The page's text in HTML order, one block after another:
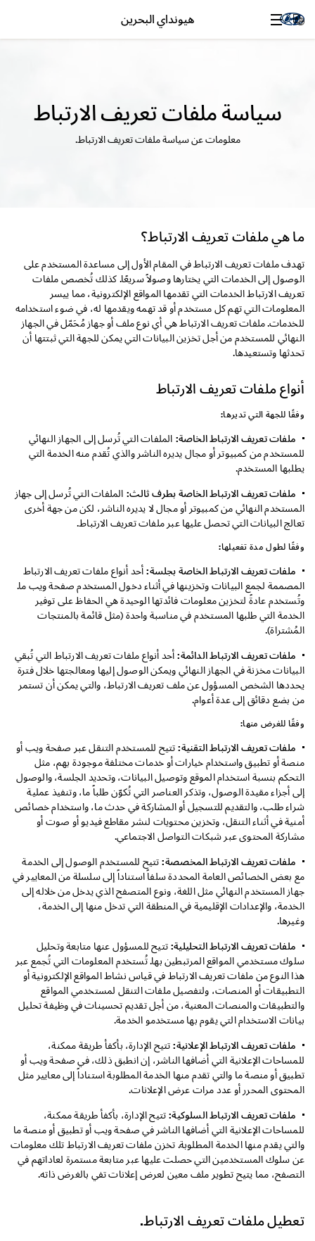
هيونداي البحرين
سياسة ملفات تعريف الارتباط
معلومات عن سياسة ملفات تعريف الارتباط.
ما هي ملفات تعريف الارتباط؟
تهدف ملفات تعريف الارتباط في المقام الأول إلى مساعدة المستخدم على
الوصول إلى الخدمات التي يختارها وصولاً سريعًا. كذلك تُخصص ملفات
تعريف الارتباط الخدمات التي تقدمها المواقع الإلكترونية، مما ييسر
المعلومات التي تهم كل مستخدم أو قد تهمه ويقدمها له، في ضوء استخدامه
للخدمات. ملفات تعريف الارتباط هي أي نوع ملف أو جهاز مُحَمّل في الجهاز
النهائي للمستخدم من أجل تخزين البيانات التي يمكن للجهة التي ثبتتها أن
تحدثها وتستعيدها.
أنواع ملفات تعريف الارتباط
وفقًا للجهة التي تديرها:
ملفات تعريف الارتباط الخاصة: الملفات التي تُرسل إلى الجهاز النهائي
للمستخدم من كمبيوتر أو مجال يديره الناشر والذي تُقدم منه الخدمة التي
يطلبها المستخدم.
ملفات تعريف الارتباط الخاصة بطرف ثالث: الملفات التي تُرسل إلى جهاز
المستخدم النهائي من كمبيوتر أو مجال لا يديره الناشر، لكن من جهة أخرى
تعالج البيانات التي تحصل عليها عبر ملفات تعريف الارتباط.
وفقًا لطول مدة تفعيلها:
ملفات تعريف الارتباط الخاصة بجلسة: أحد أنواع ملفات تعريف الارتباط
المصممة لجمع البيانات وتخزينها في أثناء دخول المستخدم صفحة ويب ما.
وتُستخدم عادةً لتخزين معلومات فائدتها الوحيدة هي الحفاظ على توفير
الخدمة التي طلبها المستخدم في مناسبة واحدة (مثل قائمة بالمنتجات
المُشتراة).
ملفات تعريف الارتباط الدائمة: أحد أنواع ملفات تعريف الارتباط التي تُبقي
البيانات مخزنة في الجهاز النهائي ويمكن الوصول إليها ومعالجتها خلال فترة
يحددها الشخص المسؤول عن ملف تعريف الارتباط، والتي يمكن أن تستمر
من بضع دقائق إلى عدة أعوام.
وفقًا للغرض منها:
ملفات تعريف الارتباط التقنية: تتيح للمستخدم التنقل عبر صفحة ويب أو
منصة أو تطبيق واستخدام خيارات أو خدمات مختلفة موجودة بهم، مثل
التحكم بنسبة استخدام الموقع وتوصيل البيانات، وتحديد الجلسة، والوصول
إلى أجزاء مقيدة الوصول، وتذكر العناصر التي تُكوّن طلباً ما، وتنفيذ عملية
شراء طلب، والتقديم للتسجيل أو المشاركة في حدث ما، واستخدام خصائص
أمنية في أثناء التنقل، وتخزين محتويات لنشر مقاطع فيديو أو صوت أو
مشاركة المحتوى عبر شبكات التواصل الاجتماعي.
ملفات تعريف الارتباط المخصصة: تتيح للمستخدم الوصول إلى الخدمة
مع بعض الخصائص العامة المحددة سلفاً استناداً إلى سلسلة من المعايير في
جهاز المستخدم النهائي مثل اللغة، ونوع المتصفح الذي يدخل من خلاله إلى
الخدمة، والإعدادات الإقليمية في المنطقة التي تدخل منها إلى الخدمة،
وغيرها.
ملفات تعريف الارتباط التحليلية: تتيح للمسؤول عنها متابعة وتحليل
سلوك مستخدمي المواقع المرتبطين بها. تُستخدم المعلومات التي تُجمع عبر
هذا النوع من ملفات تعريف الارتباط في قياس نشاط المواقع الإلكترونية أو
التطبيقات أو المنصات، ولتفصيل ملفات التنقل لمستخدمي المواقع
والتطبيقات والمنصات المعنية، من أجل تقديم تحسينات في وظيفة تحليل
بيانات الاستخدام التي يقوم بها مستخدمو الخدمة.
ملفات تعريف الارتباط الإعلانية: تتيح الإدارة، بأكفأ طريقة ممكنة،
للمساحات الإعلانية التي أضافها الناشر، إن انطبق ذلك، في صفحة ويب أو
تطبيق أو منصة ما والتي تقدم منها الخدمة المطلوبة استناداً إلى معايير مثل
المحتوى المحرر أو عدد مرات عرض الإعلانات.
ملفات تعريف الارتباط السلوكية: تتيح الإدارة، بأكفأ طريقة ممكنة،
للمساحات الإعلانية التي أضافها الناشر في صفحة ويب أو تطبيق أو منصة ما
والتي يقدم منها الخدمة المطلوبة. تخزن ملفات تعريف الارتباط تلك معلومات
عن سلوك المستخدمين التي حصلت عليها عبر متابعة مستمرة لعاداتهم في
التصفح، مما يتيح تطوير ملف معين لعرض إعلانات تفي بالغرض ذاته.
تعطيل ملفات تعريف الارتباط.